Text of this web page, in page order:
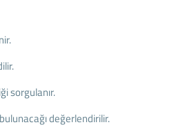
sorgulanır.
değerlendirilir.